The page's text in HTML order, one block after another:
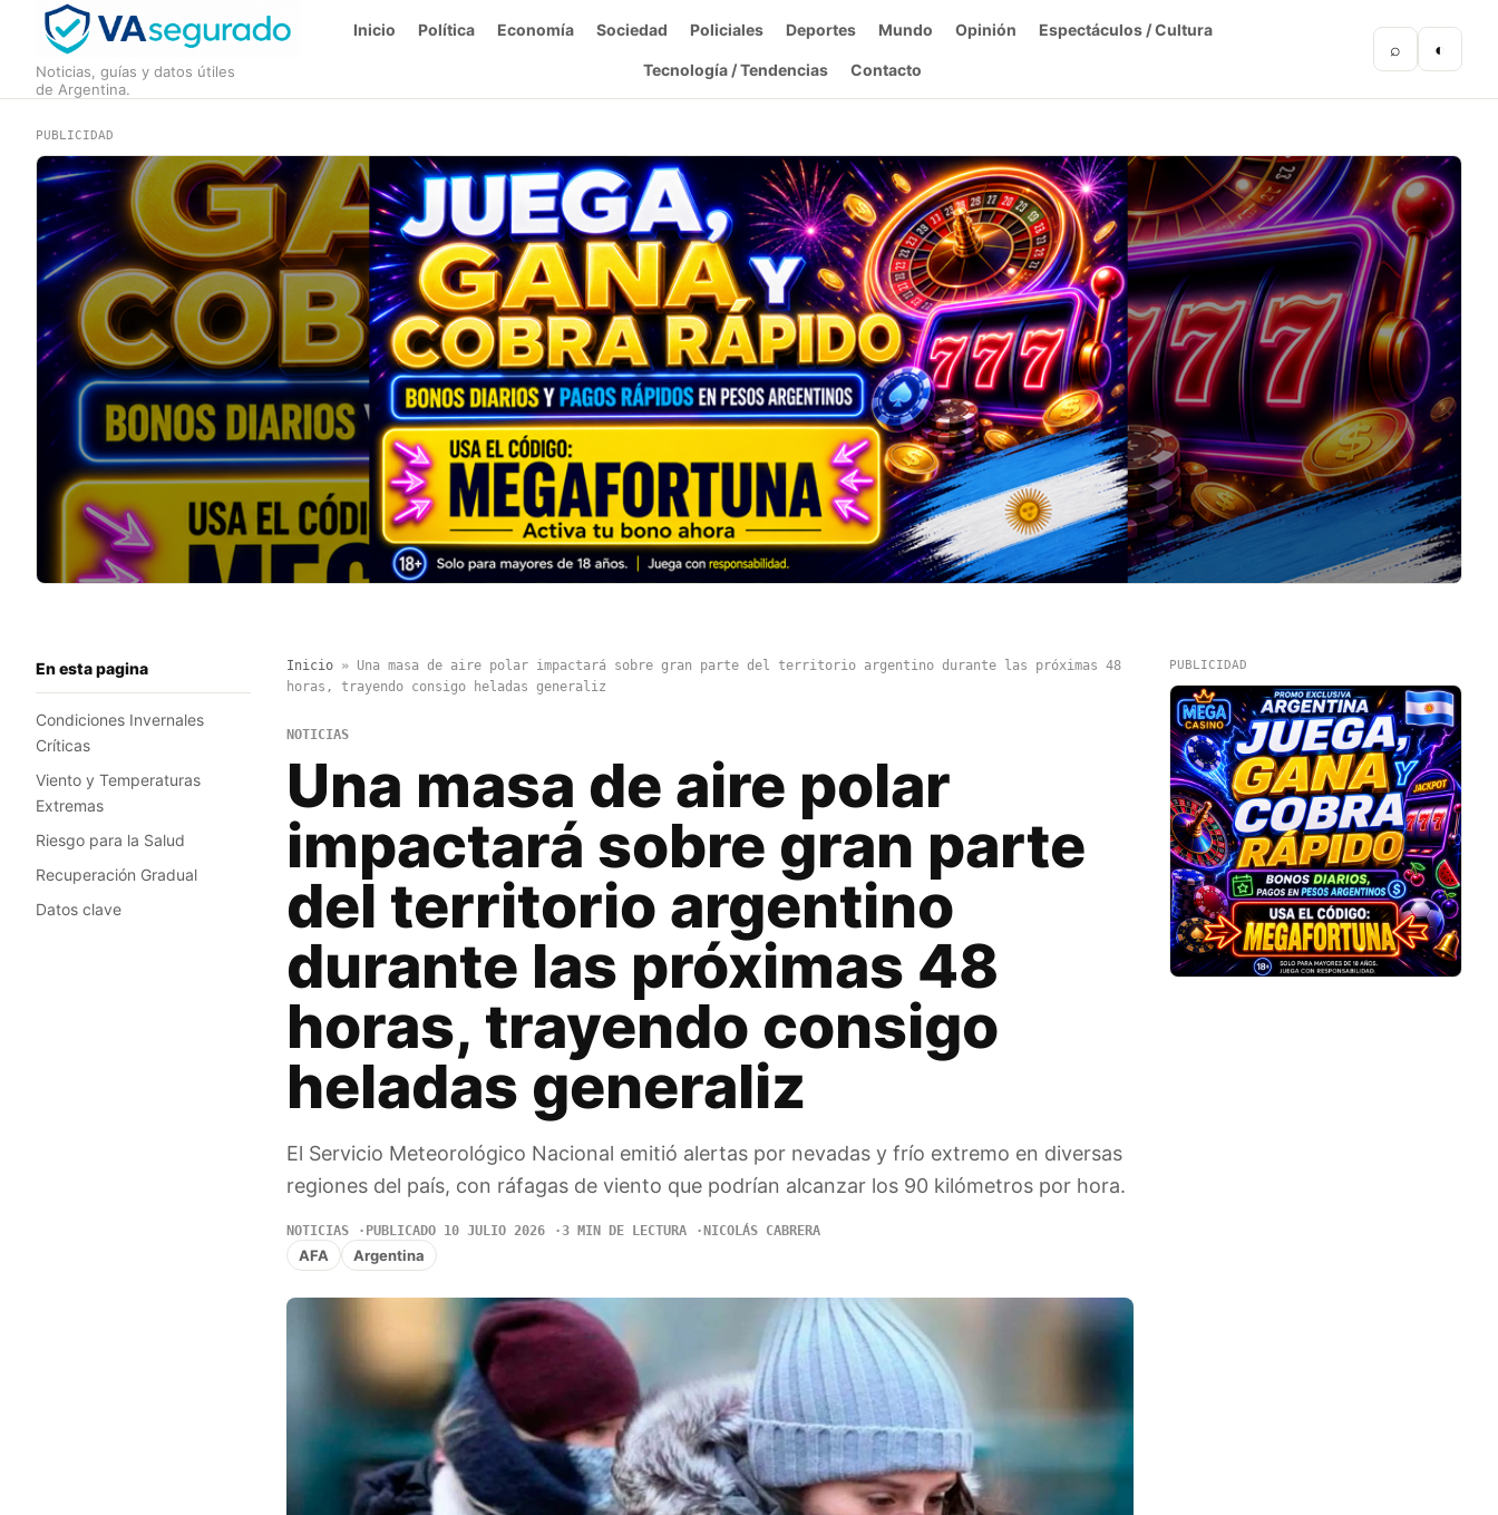
Noticias, guías y datos útiles
de Argentina.
Inicio Política Economía Sociedad Policiales Deportes Mundo Opinión Espectáculos / Cultura
Tecnología / Tendencias Contacto
⌕ ◐
PUBLICIDAD
En esta pagina
Condiciones Invernales
Críticas
Viento y Temperaturas
Extremas
Riesgo para la Salud
Recuperación Gradual
Datos clave
Inicio» Una masa de aire polar impactará sobre gran parte del territorio argentino durante las próximas 48
horas, trayendo consigo heladas generaliz
NOTICIAS
Una masa de aire polar
impactará sobre gran parte
del territorio argentino
durante las próximas 48
horas, trayendo consigo
heladas generaliz
El Servicio Meteorológico Nacional emitió alertas por nevadas y frío extremo en diversas
regiones del país, con ráfagas de viento que podrían alcanzar los 90 kilómetros por hora.
NOTICIAS PUBLICADO 10 JULIO 2026 3 MIN DE LECTURA NICOLÁS CABRERA
AFA Argentina
PUBLICIDAD